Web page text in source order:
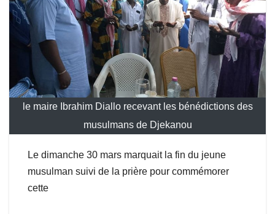
le maire Ibrahim Diallo recevant les bénédictions des
musulmans de Djekanou
Le dimanche 30 mars marquait la fin du jeune
musulman suivi de la prière pour commémorer
cette